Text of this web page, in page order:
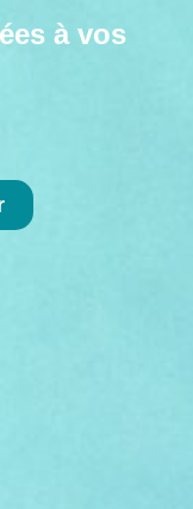
à vos